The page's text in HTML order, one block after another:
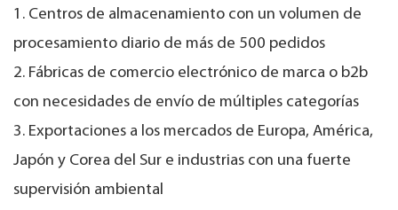
1. Centros de almacenamiento con un volumen de
procesamiento diario de más de 500 pedidos
2. Fábricas de comercio electrónico de marca o b2b
con necesidades de envío de múltiples categorías
3. Exportaciones a los mercados de Europa, América,
Japón y Corea del Sur e industrias con una fuerte
supervisión ambiental